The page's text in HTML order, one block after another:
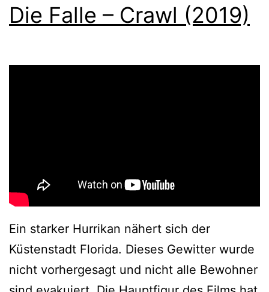
Die Falle – Crawl (2019)
Ein starker Hurrikan nähert sich der
Küstenstadt Florida. Dieses Gewitter wurde
nicht vorhergesagt und nicht alle Bewohner